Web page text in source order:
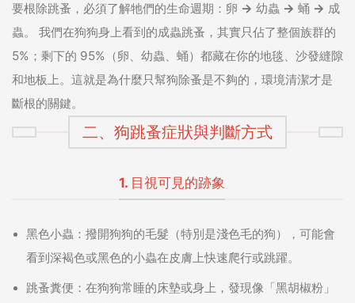
要根除跳蚤，必須了解牠們的生命週期： 卵 → 幼蟲 → 蛹 → 成
蟲。
我們在狗狗身上看到的成蟲跳蚤，其實只佔了整個族群的
5%；剩下的 95%（卵、幼蟲、蛹）都藏在你的地毯、沙發縫隙
和地板上。這就是為什麼只幫狗除蚤是不夠的，環境清潔才是
斷根的關鍵。
二、狗跳蚤症狀與判斷方式
1. 目視可見的跡象
黑色小蟲：撥開狗狗的毛髮（特別是淺色毛的狗），可能會
看到深褐色或黑色的小蟲在皮膚上快速爬行或跳躍。
跳蚤糞便：在狗狗常睡的床墊或身上，發現像「黑胡椒粉」